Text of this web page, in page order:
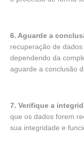
6. Aguarde a
recuperação de
dependendo da
aguarde a conclusão
7. Verifique a
que os dados forem
sua integridade e